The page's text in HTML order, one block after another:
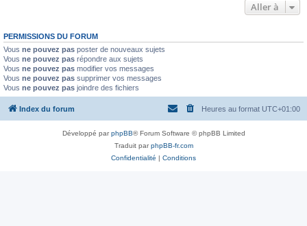
Aller à
PERMISSIONS DU FORUM
Vous ne pouvez pas poster de nouveaux sujets
Vous ne pouvez pas répondre aux sujets
Vous ne pouvez pas modifier vos messages
Vous ne pouvez pas supprimer vos messages
Vous ne pouvez pas joindre des fichiers
Index du forum Heures au format UTC+01:00
Développé parphpBB® Forum Software © phpBB Limited
Traduit parphpBB-fr.com
Confidentialité | Conditions